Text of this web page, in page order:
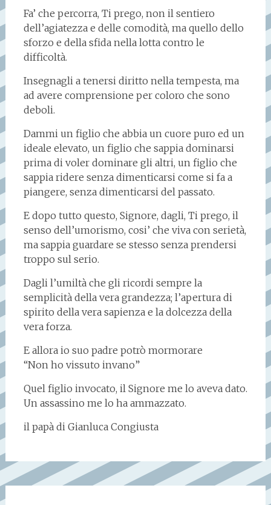
Fa’ che percorra, Ti prego, non il sentiero
dell’agiatezza e delle comodità, ma quello dello
sforzo e della sfida nella lotta contro le
difficoltà.
Insegnagli a tenersi diritto nella tempesta, ma
ad avere comprensione per coloro che sono
deboli.
Dammi un figlio che abbia un cuore puro ed un
ideale elevato, un figlio che sappia dominarsi
prima di voler dominare gli altri, un figlio che
sappia ridere senza dimenticarsi come si fa a
piangere, senza dimenticarsi del passato.
E dopo tutto questo, Signore, dagli, Ti prego, il
senso dell’umorismo, cosi’ che viva con serietà,
ma sappia guardare se stesso senza prendersi
troppo sul serio.
Dagli l’umiltà che gli ricordi sempre la
semplicità della vera grandezza; l’apertura di
spirito della vera sapienza e la dolcezza della
vera forza.
E allora io suo padre potrò mormorare
“Non ho vissuto invano”
Quel figlio invocato, il Signore me lo aveva dato.
Un assassino me lo ha ammazzato.
il papà di Gianluca Congiusta